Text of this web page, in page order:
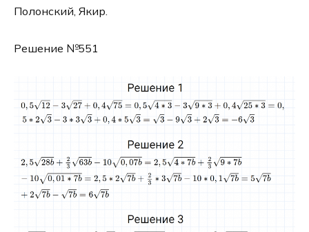
Полонский, Якир.
Решение №551